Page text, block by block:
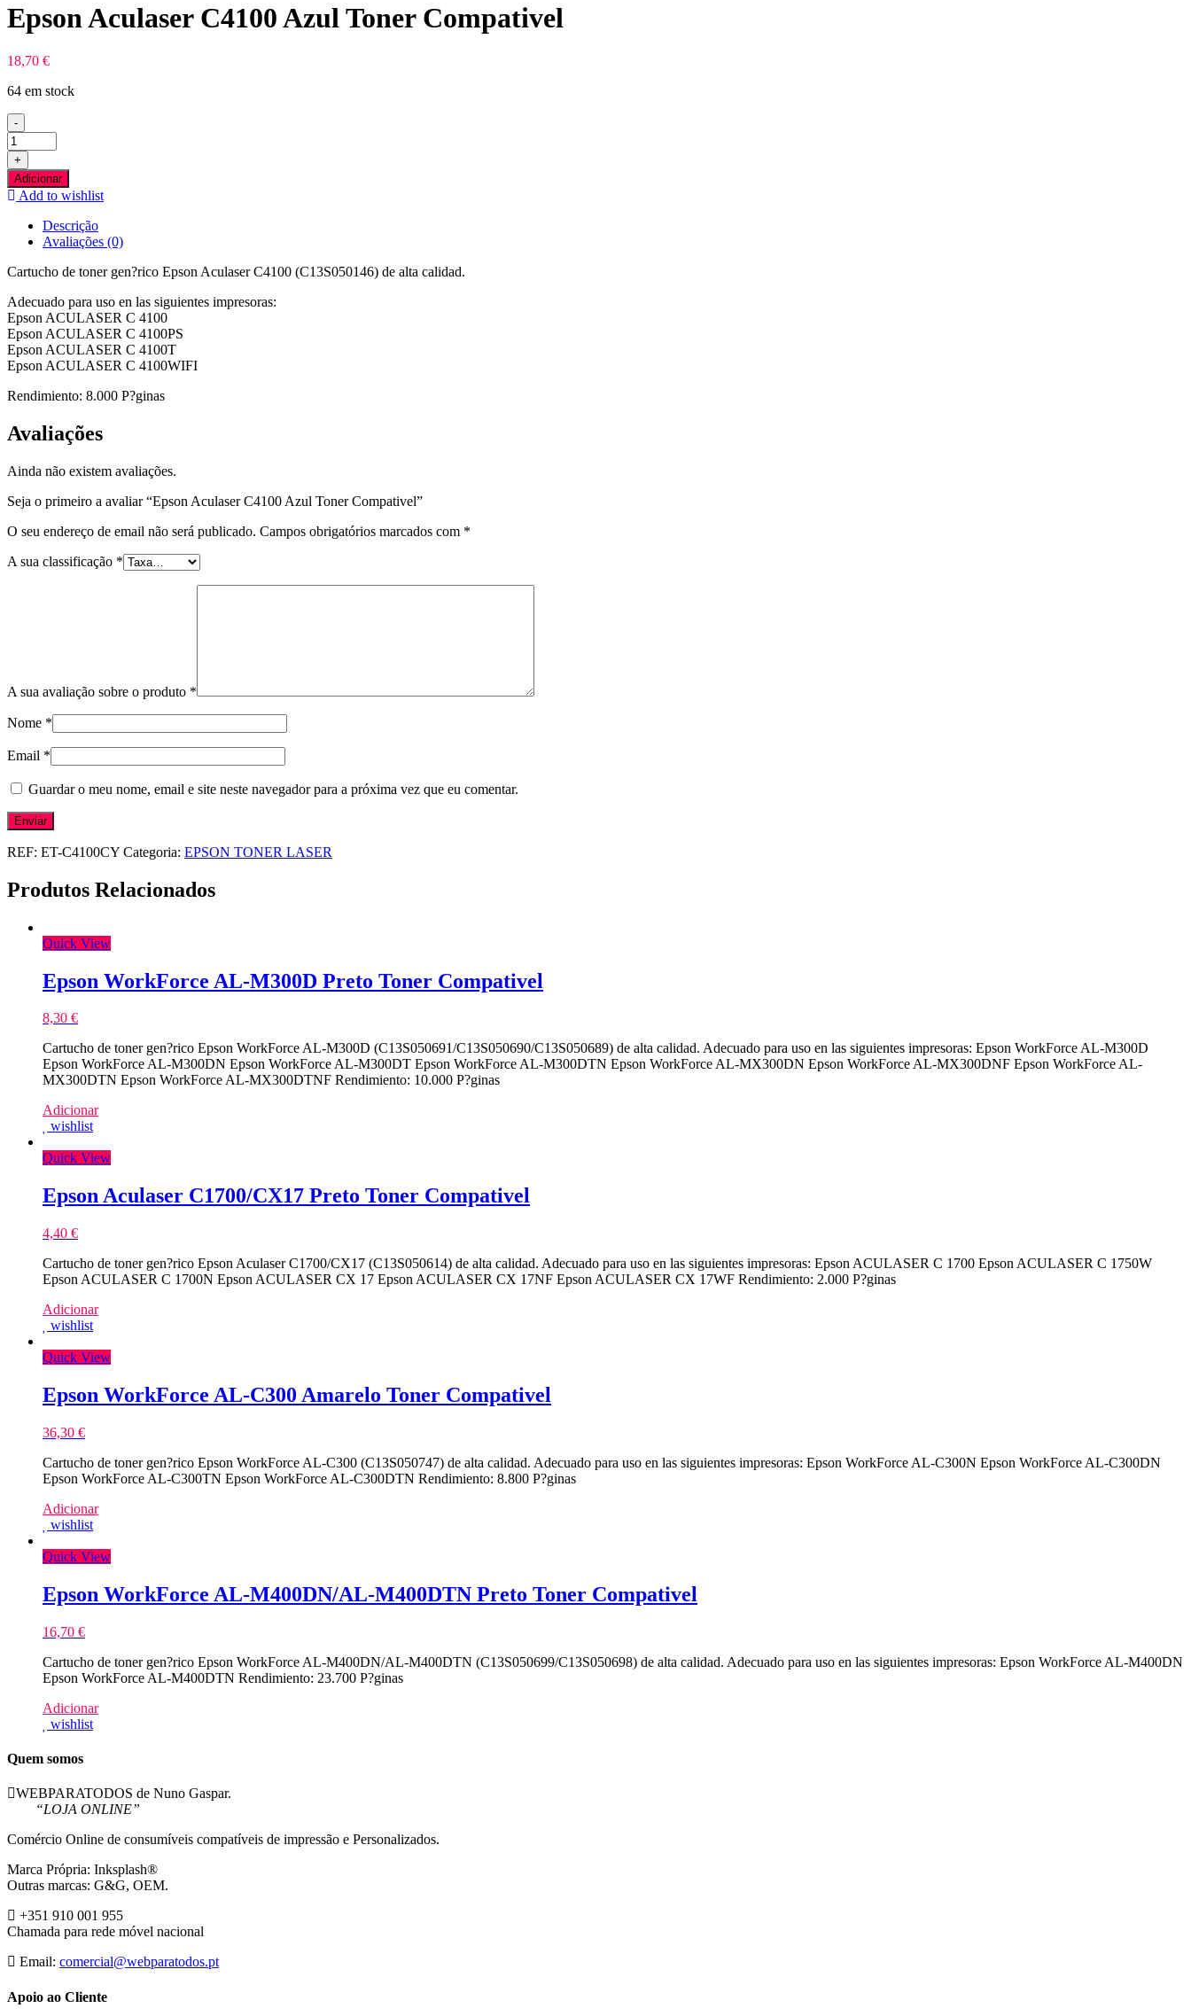
Epson Aculaser C4100 Azul Toner Compativel
18,70 €
64 em stock
-
Quantidade
de
Epson
Aculaser
C4100
Compativel
+
Adicionar
Add to wishlist
Descrição
Avaliações (0)
Cartucho de toner gen?rico Epson Aculaser C4100 (C13S050146) de alta calidad.
Adecuado para uso en las siguientes impresoras:
Epson ACULASER C 4100
Epson ACULASER C 4100PS
Epson ACULASER C 4100T
Epson ACULASER C 4100WIFI
Rendimiento: 8.000 P?ginas
Avaliações
Ainda não existem avaliações.
Seja o primeiro a avaliar “Epson Aculaser C4100 Azul Toner Compativel”
O seu endereço de email não será publicado. Campos obrigatórios marcados com *
A sua classificação *
A sua avaliação sobre o produto *
Nome *
Email *
Guardar o meu nome, email e site neste navegador para a próxima vez que eu comentar.
REF: ET-C4100CY Categoria: EPSON TONER LASER
Produtos Relacionados
Quick View
Epson WorkForce AL-M300D Preto Toner Compativel
8,30 €
Cartucho de toner gen?rico Epson WorkForce AL-M300D (C13S050691/C13S050690/C13S050689) de alta calidad. Adecuado para uso en las siguientes impresoras: Epson WorkForce AL-M300D
Epson WorkForce AL-M300DN Epson WorkForce AL-M300DT Epson WorkForce AL-M300DTN Epson WorkForce AL-MX300DN Epson WorkForce AL-MX300DNF Epson WorkForce AL-
MX300DTN Epson WorkForce AL-MX300DTNF Rendimiento: 10.000 P?ginas
Adicionar
wishlist
Quick View
Epson Aculaser C1700/CX17 Preto Toner Compativel
4,40 €
Cartucho de toner gen?rico Epson Aculaser C1700/CX17 (C13S050614) de alta calidad. Adecuado para uso en las siguientes impresoras: Epson ACULASER C 1700 Epson ACULASER C 1750W
Epson ACULASER C 1700N Epson ACULASER CX 17 Epson ACULASER CX 17NF Epson ACULASER CX 17WF Rendimiento: 2.000 P?ginas
Adicionar
wishlist
Quick View
Epson WorkForce AL-C300 Amarelo Toner Compativel
36,30 €
Cartucho de toner gen?rico Epson WorkForce AL-C300 (C13S050747) de alta calidad. Adecuado para uso en las siguientes impresoras: Epson WorkForce AL-C300N Epson WorkForce AL-C300DN
Epson WorkForce AL-C300TN Epson WorkForce AL-C300DTN Rendimiento: 8.800 P?ginas
Adicionar
wishlist
Quick View
Epson WorkForce AL-M400DN/AL-M400DTN Preto Toner Compativel
16,70 €
Cartucho de toner gen?rico Epson WorkForce AL-M400DN/AL-M400DTN (C13S050699/C13S050698) de alta calidad. Adecuado para uso en las siguientes impresoras: Epson WorkForce AL-M400DN
Epson WorkForce AL-M400DTN Rendimiento: 23.700 P?ginas
Adicionar
wishlist
Quem somos
WEBPARATODOS de Nuno Gaspar.
“LOJA ONLINE”
Comércio Online de consumíveis compatíveis de impressão e Personalizados.
Marca Própria: Inksplash®
Outras marcas: G&G, OEM.
+351 910 001 955
Chamada para rede móvel nacional
Email: comercial@webparatodos.pt
Apoio ao Cliente